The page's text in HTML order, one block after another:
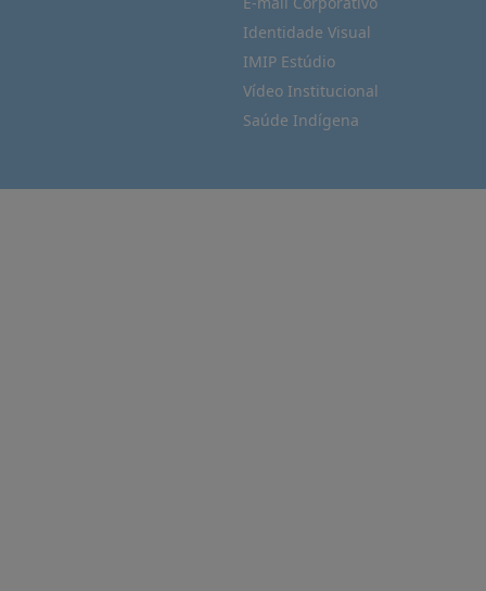
Identidade Visual
IMIP Estúdio
Vídeo Institucional
Saúde Indígena